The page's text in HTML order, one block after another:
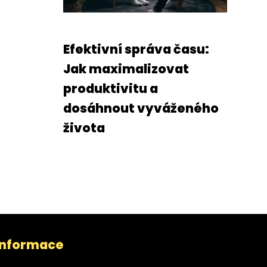
Efektivní správa času:
Jak maximalizovat
produktivitu a
dosáhnout vyváženého
života